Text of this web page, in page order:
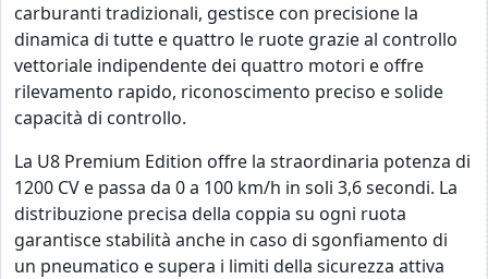
carburanti tradizionali, gestisce con precisione la
dinamica di tutte e quattro le ruote grazie al controllo
vettoriale indipendente dei quattro motori e offre
rilevamento rapido, riconoscimento preciso e solide
capacità di controllo.
La U8 Premium Edition offre la straordinaria potenza di
1200 CV e passa da 0 a 100 km/h in soli 3,6 secondi. La
distribuzione precisa della coppia su ogni ruota
garantisce stabilità anche in caso di sgonfiamento di
un pneumatico e supera i limiti della sicurezza attiva